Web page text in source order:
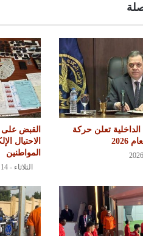
الداخلية تعلن حركة
القبض
الاحتيال
المواطنين
الثلاثاء - 14 يوليو 2026